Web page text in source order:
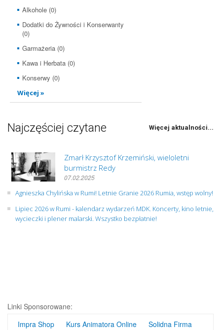
Alkohole (0)
Dodatki do Żywności i Konserwanty
(0)
Garmażeria (0)
Kawa i Herbata (0)
Konserwy (0)
Więcej »
Najczęściej czytane Więcej aktualności...
Zmarł Krzysztof Krzemiński, wieloletni
burmistrz Redy
07.02.2025
Agnieszka Chylińska w Rumi! Letnie Granie 2026 Rumia, wstęp wolny!
Lipiec 2026 w Rumi - kalendarz wydarzeń MDK. Koncerty, kino letnie,
wycieczki i plener malarski. Wszystko bezpłatnie!
Linki Sponsorowane:
Impra Shop
Kurs Animatora Online
Solidna Firma